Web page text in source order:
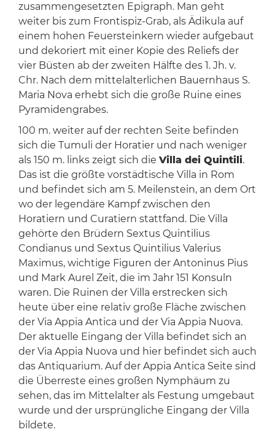
zusammengesetzten Epigraph. Man geht
weiter bis zum Frontispiz-Grab, als Ädikula auf
einem hohen Feuersteinkern wieder aufgebaut
und dekoriert mit einer Kopie des Reliefs der
vier Büsten ab der zweiten Hälfte des 1. Jh. v.
Chr. Nach dem mittelalterlichen Bauernhaus S.
Maria Nova erhebt sich die große Ruine eines
Pyramidengrabes.
100 m. weiter auf der rechten Seite befinden
sich die Tumuli der Horatier und nach weniger
als 150 m. links zeigt sich die Villa dei Quintili.
Das ist die größte vorstädtische Villa in Rom
und befindet sich am 5. Meilenstein, an dem Ort
wo der legendäre Kampf zwischen den
Horatiern und Curatiern stattfand. Die Villa
gehörte den Brüdern Sextus Quintilius
Condianus und Sextus Quintilius Valerius
Maximus, wichtige Figuren der Antoninus Pius
und Mark Aurel Zeit, die im Jahr 151 Konsuln
waren. Die Ruinen der Villa erstrecken sich
heute über eine relativ große Fläche zwischen
der Via Appia Antica und der Via Appia Nuova.
Der aktuelle Eingang der Villa befindet sich an
der Via Appia Nuova und hier befindet sich auch
das Antiquarium. Auf der Appia Antica Seite sind
die Überreste eines großen Nymphäum zu
sehen, das im Mittelalter als Festung umgebaut
wurde und der ursprüngliche Eingang der Villa
bildete.